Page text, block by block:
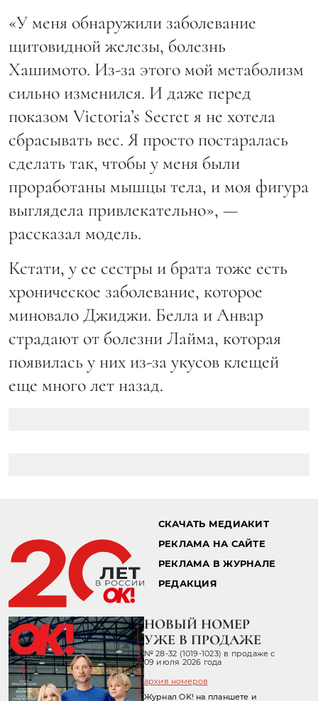
«У меня обнаружили заболевание
щитовидной железы, болезнь
Хашимото. Из-за этого мой метаболизм
сильно изменился. И даже перед
показом Victoria’s Secret я не хотела
сбрасывать вес. Я просто постаралась
сделать так, чтобы у меня были
проработаны мышцы тела, и моя фигура
выглядела привлекательно», —
рассказал модель.
Кстати, у ее сестры и брата тоже есть
хроническое заболевание, которое
миновало Джиджи. Белла и Анвар
страдают от болезни Лайма, которая
появилась у них из-за укусов клещей
еще много лет назад.
СКАЧАТЬ МЕДИАКИТ
РЕКЛАМА НА САЙТЕ
РЕКЛАМА В ЖУРНАЛЕ
РЕДАКЦИЯ
НОВЫЙ НОМЕР
УЖЕ В ПРОДАЖЕ
№ 28-32 (1019-1023) в продаже с
09 июля 2026 года
архив номеров
Журнал OK! на планшете и